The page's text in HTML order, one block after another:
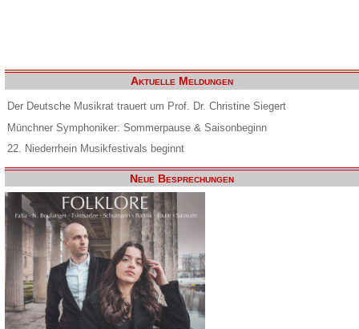
Aktuelle Meldungen
Der Deutsche Musikrat trauert um Prof. Dr. Christine Siegert
Münchner Symphoniker: Sommerpause & Saisonbeginn
22. Niederrhein Musikfestivals beginnt
Neue Besprechungen